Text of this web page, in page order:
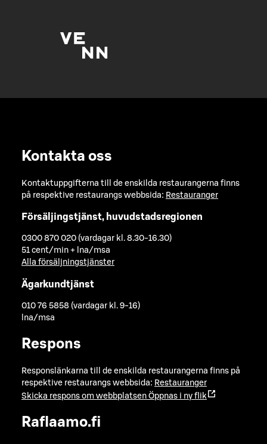
Kontakta oss
Kontaktuppgifterna till de enskilda restaurangerna finns
på respektive restaurangs webbsida: Restauranger
Försäljingstjänst, huvudstadsregionen
0300 870 020 (vardagar kl. 8.30-16.30)
51 cent/min + lna/msa
Alla försäljningstjänster
Ägarkundtjänst
010 76 5858 (vardagar kl. 9-16)
lna/msa
Respons
Responslänkarna till de enskilda restaurangerna finns på
respektive restaurangs webbsida: Restauranger
Skicka respons om webbplatsen Öppnas i ny flik
Raflaamo.fi